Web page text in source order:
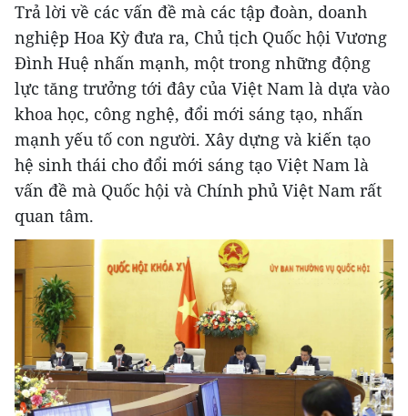
Trả lời về các vấn đề mà các tập đoàn, doanh
nghiệp Hoa Kỳ đưa ra, Chủ tịch Quốc hội Vương
Đình Huệ nhấn mạnh, một trong những động
lực tăng trưởng tới đây của Việt Nam là dựa vào
khoa học, công nghệ, đổi mới sáng tạo, nhấn
mạnh yếu tố con người. Xây dựng và kiến tạo
hệ sinh thái cho đổi mới sáng tạo Việt Nam là
vấn đề mà Quốc hội và Chính phủ Việt Nam rất
quan tâm.